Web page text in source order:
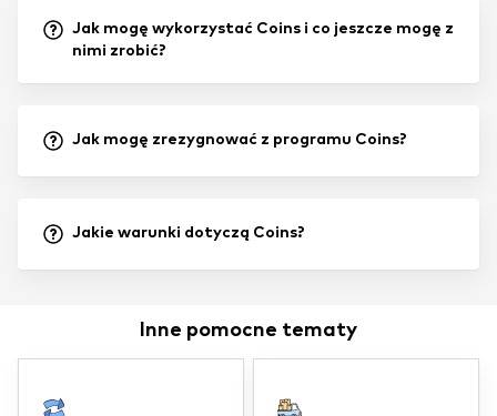
Inne pomocne tematy
Jak mogę wykorzystać Coins i co jeszcze mogę z
nimi zrobić?
Jak mogę zrezygnować z programu Coins?
Jakie warunki dotyczą Coins?